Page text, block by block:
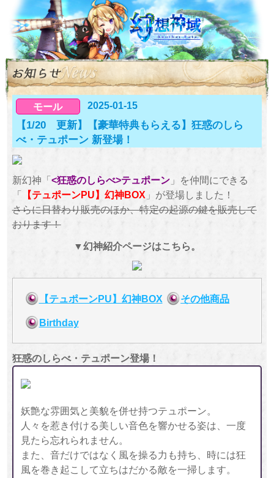
モール 2025-01-15
【1/20 更新】【豪華特典もらえる】狂惑のしら
べ・テュポーン 新登場！
新幻神「<狂惑のしらべ>テュポーン」を仲間にできる
「 【テュポーンPU】幻神BOX 」が登場しました！
さらに日替わり販売のほか、特定の起源の鍵を販売して
おります！
▼幻神紹介ページはこちら。
【テュポーンPU】幻神BOX その他商品
Birthday
狂惑のしらべ・テュポーン登場！
妖艶な雰囲気と美貌を併せ持つテュポーン。
人々を惹き付ける美しい音色を響かせる姿は、一度
見たら忘れられません。
また、音だけではなく風を操る力も持ち、時には狂
風を巻き起こして立ちはだかる敵を一掃します。